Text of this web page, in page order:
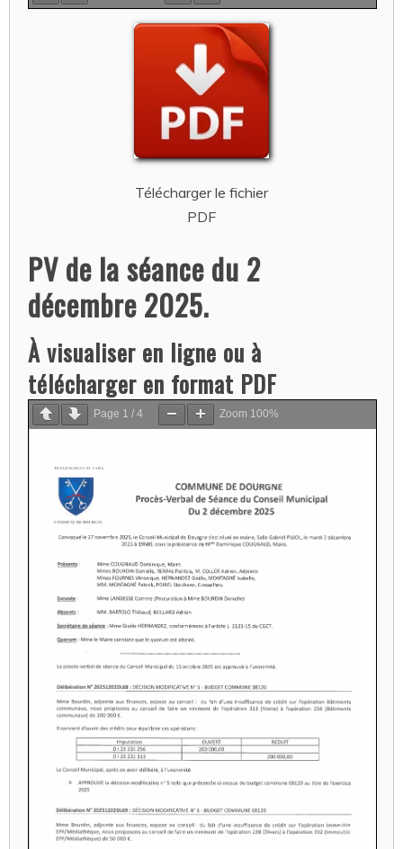
Télécharger le fichier
PDF
PV de la séance du 2
décembre 2025.
À visualiser en ligne ou à
télécharger en format PDF
Page 1 / 4 Zoom 100%